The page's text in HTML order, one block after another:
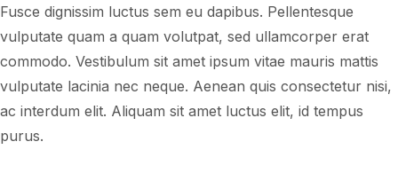
Fusce dignissim luctus sem eu dapibus. Pellentesque
vulputate quam a quam volutpat, sed ullamcorper erat
commodo. Vestibulum sit amet ipsum vitae mauris mattis
vulputate lacinia nec neque. Aenean quis consectetur nisi,
ac interdum elit. Aliquam sit amet luctus elit, id tempus
purus.